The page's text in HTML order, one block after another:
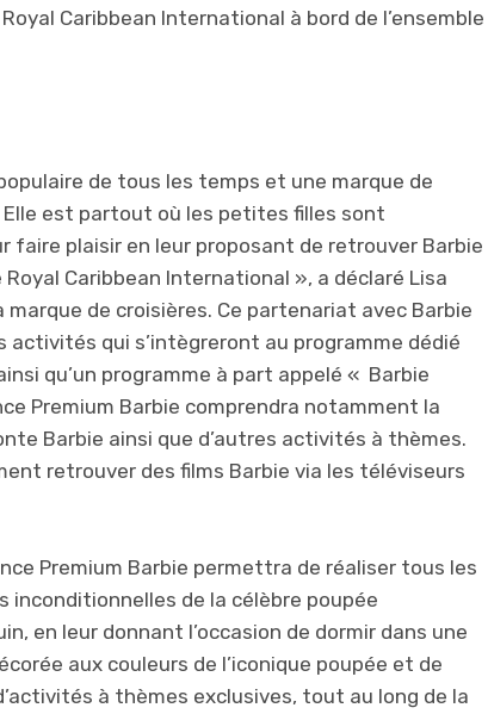
Caribbean International à bord de l’ensemble
de tous les temps et une marque de
est partout où les petites filles sont
faire plaisir en leur proposant de retrouver Barbie
Caribbean International », a déclaré Lisa
marque de croisières. Ce partenariat avec Barbie
activités qui s’intègreront au programme dédié
qu’un programme à part appelé « Barbie
Premium Barbie comprendra notamment la
Barbie ainsi que d’autres activités à thèmes.
retrouver des films Barbie via les téléviseurs
Premium Barbie permettra de réaliser tous les
inconditionnelles de la célèbre poupée
en leur donnant l’occasion de dormir dans une
aux couleurs de l’iconique poupée et de
à thèmes exclusives, tout au long de la